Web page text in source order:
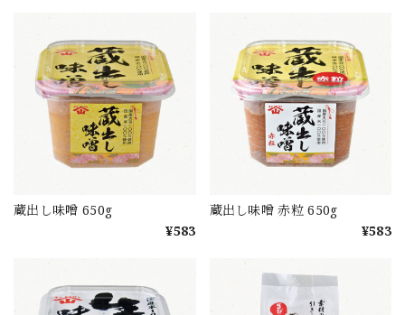
蔵出し味噌 650g
¥583
蔵出し味噌 赤粒 650g
¥583